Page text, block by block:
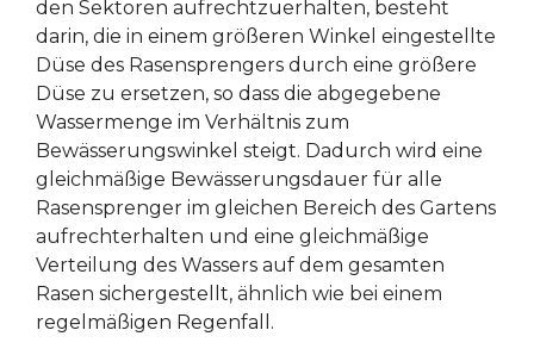
den Sektoren aufrechtzuerhalten, besteht
darin, die in einem größeren Winkel eingestellte
Düse des Rasensprengers durch eine größere
Düse zu ersetzen, so dass die abgegebene
Wassermenge im Verhältnis zum
Bewässerungswinkel steigt. Dadurch wird eine
gleichmäßige Bewässerungsdauer für alle
Rasensprenger im gleichen Bereich des Gartens
aufrechterhalten und eine gleichmäßige
Verteilung des Wassers auf dem gesamten
Rasen sichergestellt, ähnlich wie bei einem
regelmäßigen Regenfall.